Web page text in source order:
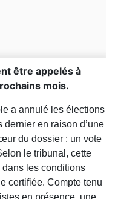
être appelés à
mois.
a annulé les élections
en raison d’une
du dossier : un vote
le tribunal, cette
dans les conditions
certifiée. Compte tenu